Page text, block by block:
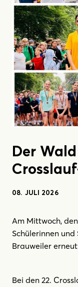
Der
08. JULI 2026
Am Mittwoch,
Schülerinnen
Brauweiler
Bei den 22.